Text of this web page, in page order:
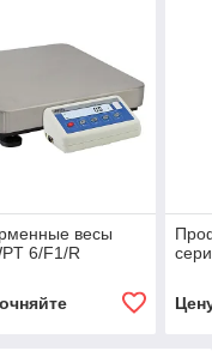
весы
6/F1/R